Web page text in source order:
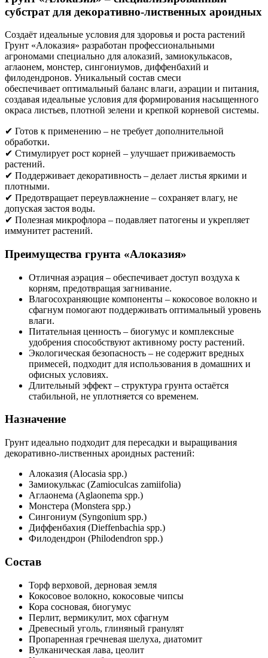
субстрат для декоративно-лиственных ароидных
Создаёт идеальные условия для здоровья и роста растений
Грунт «Алоказия» разработан профессиональными
агрономами специально для алоказий, замиокулькасов,
аглаонем, монстер, сингониумов, диффенбахий и
филодендронов. Уникальный состав смеси
обеспечивает оптимальный баланс влаги, аэрации и питания,
создавая идеальные условия для формирования насыщенного
окраса листьев, плотной зелени и крепкой корневой системы.
✔ Готов к применению – не требует дополнительной
обработки.
✔ Стимулирует рост корней – улучшает приживаемость
растений.
✔ Поддерживает декоративность – делает листья яркими и
плотными.
✔ Предотвращает переувлажнение – сохраняет влагу, не
допуская застоя воды.
✔ Полезная микрофлора – подавляет патогены и укрепляет
иммунитет растений.
Преимущества грунта «Алоказия»
Отличная аэрация – обеспечивает доступ воздуха к
корням, предотвращая загнивание.
Влагосохраняющие компоненты – кокосовое волокно и
сфагнум помогают поддерживать оптимальный уровень
влаги.
Питательная ценность – биогумус и комплексные
удобрения способствуют активному росту растений.
Экологическая безопасность – не содержит вредных
примесей, подходит для использования в домашних и
офисных условиях.
Длительный эффект – структура грунта остаётся
стабильной, не уплотняется со временем.
Назначение
Грунт идеально подходит для пересадки и выращивания
декоративно-лиственных ароидных растений:
Алоказия (Alocasia spp.)
Замиокулькас (Zamioculcas zamiifolia)
Аглаонема (Aglaonema spp.)
Монстера (Monstera spp.)
Сингониум (Syngonium spp.)
Диффенбахия (Dieffenbachia spp.)
Филодендрон (Philodendron spp.)
Состав
Торф верховой, дерновая земля
Кокосовое волокно, кокосовые чипсы
Кора сосновая, биогумус
Перлит, вермикулит, мох сфагнум
Древесный уголь, глиняный гранулят
Пропаренная гречневая шелуха, диатомит
Вулканическая лава, цеолит